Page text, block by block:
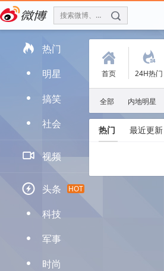
搜索微博、找人 f
 热门
D 明星
D 搞笑
D 社会
 视频
 头条 HOT
D 科技
D 军事
D 时尚
(
首页
.
24H热门
全部 内地明星
热门 最近更新